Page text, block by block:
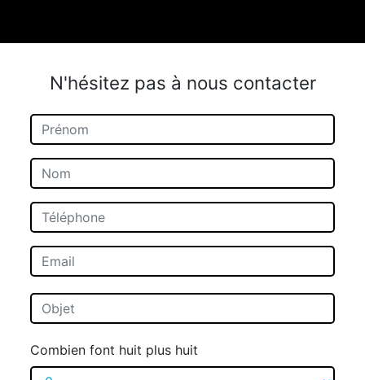
N'hésitez pas à nous contacter
Combien font huit plus huit